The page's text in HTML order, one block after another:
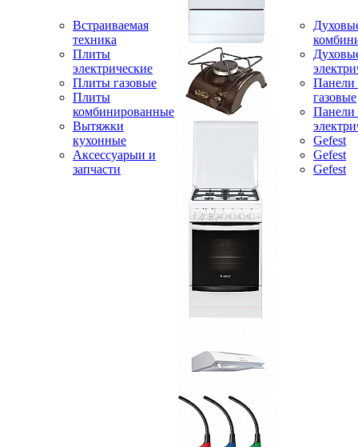
Встраиваемая
техника
Плиты
электрические
Плиты газовые
Плиты
комбинированные
Вытяжки
кухонные
Аксессуарыи и
запчасти
Панели
газовые
Панели
Gefest
Gefest
Gefest